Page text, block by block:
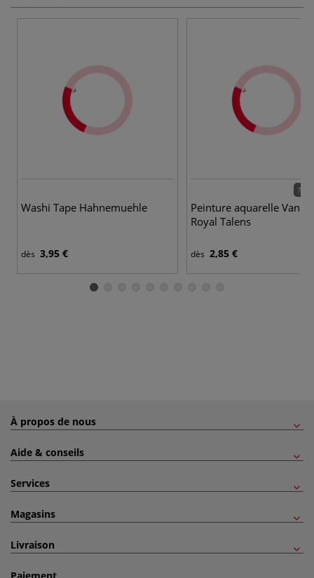
Washi Tape Hahnemuehle
dès 3,95 €
72
Peinture aquarelle Van
Royal Talens
dès 2,85 €
À propos de nous
Aide & conseils
Services
Magasins
Livraison